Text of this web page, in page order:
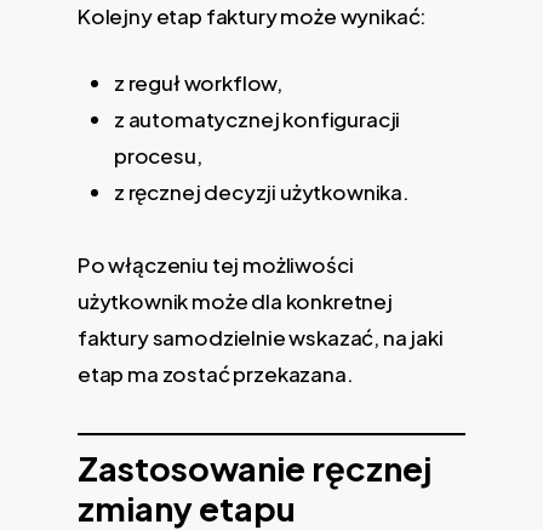
Kolejny etap faktury może wynikać:
z reguł workflow,
z automatycznej konfiguracji
procesu,
z ręcznej decyzji użytkownika.
Po włączeniu tej możliwości
użytkownik może dla konkretnej
faktury samodzielnie wskazać, na jaki
etap ma zostać przekazana.
Zastosowanie ręcznej
zmiany etapu